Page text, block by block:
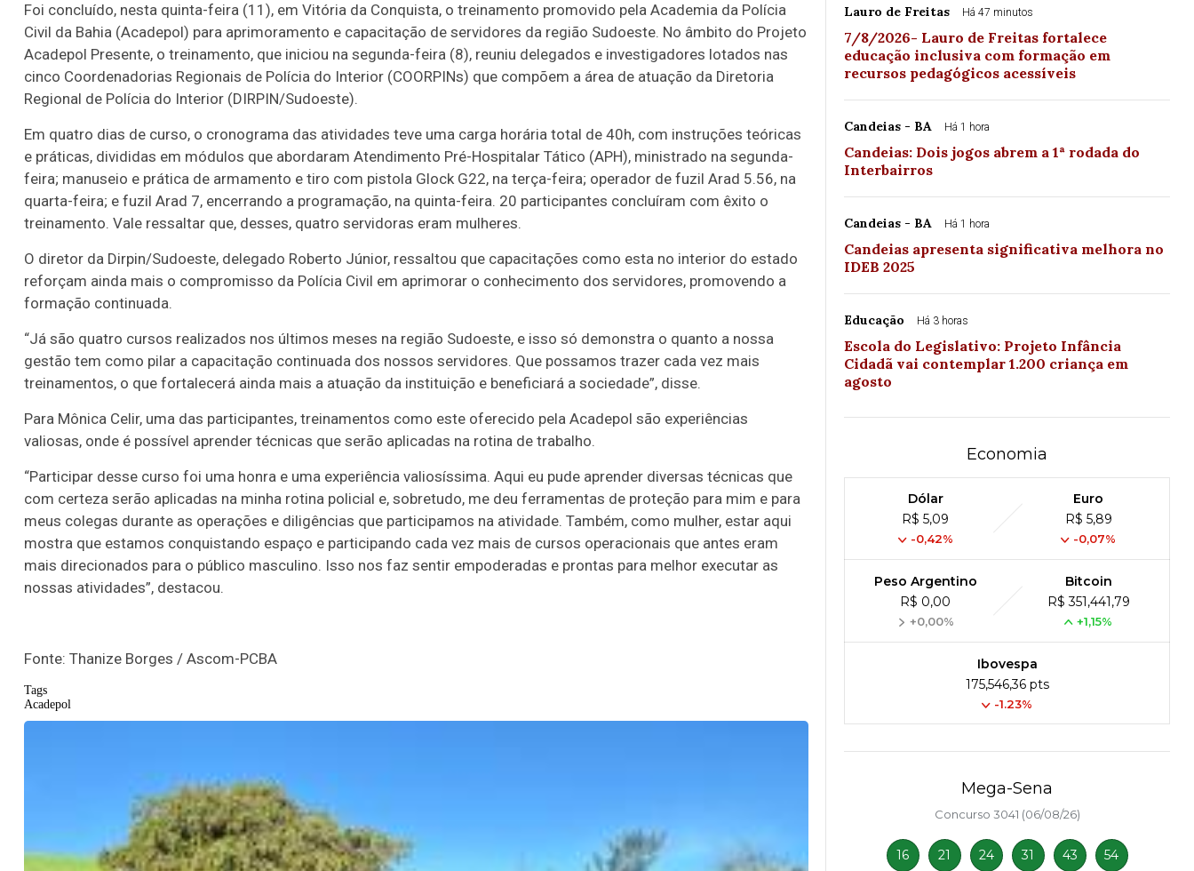
Foi concluído, nesta quinta-feira (11), em Vitória da Conquista, o treinamento promovido pela Academia da Polícia
Civil da Bahia (Acadepol) para aprimoramento e capacitação de servidores da região Sudoeste. No âmbito do Projeto
Acadepol Presente, o treinamento, que iniciou na segunda-feira (8), reuniu delegados e investigadores lotados nas
cinco Coordenadorias Regionais de Polícia do Interior (COORPINs) que compõem a área de atuação da Diretoria
Regional de Polícia do Interior (DIRPIN/Sudoeste).
Em quatro dias de curso, o cronograma das atividades teve uma carga horária total de 40h, com instruções teóricas
e práticas, divididas em módulos que abordaram Atendimento Pré-Hospitalar Tático (APH), ministrado na segunda-
feira; manuseio e prática de armamento e tiro com pistola Glock G22, na terça-feira; operador de fuzil Arad 5.56, na
quarta-feira; e fuzil Arad 7, encerrando a programação, na quinta-feira. 20 participantes concluíram com êxito o
treinamento. Vale ressaltar que, desses, quatro servidoras eram mulheres.
O diretor da Dirpin/Sudoeste, delegado Roberto Júnior, ressaltou que capacitações como esta no interior do estado
reforçam ainda mais o compromisso da Polícia Civil em aprimorar o conhecimento dos servidores, promovendo a
formação continuada.
“Já são quatro cursos realizados nos últimos meses na região Sudoeste, e isso só demonstra o quanto a nossa
gestão tem como pilar a capacitação continuada dos nossos servidores. Que possamos trazer cada vez mais
treinamentos, o que fortalecerá ainda mais a atuação da instituição e beneficiará a sociedade”, disse.
Para Mônica Celir, uma das participantes, treinamentos como este oferecido pela Acadepol são experiências
valiosas, onde é possível aprender técnicas que serão aplicadas na rotina de trabalho.
“Participar desse curso foi uma honra e uma experiência valiosíssima. Aqui eu pude aprender diversas técnicas que
com certeza serão aplicadas na minha rotina policial e, sobretudo, me deu ferramentas de proteção para mim e para
meus colegas durante as operações e diligências que participamos na atividade. Também, como mulher, estar aqui
mostra que estamos conquistando espaço e participando cada vez mais de cursos operacionais que antes eram
mais direcionados para o público masculino. Isso nos faz sentir empoderadas e prontas para melhor executar as
nossas atividades”, destacou.
Fonte: Thanize Borges / Ascom-PCBA
Tags
Acadepol
Lauro de Freitas Há 47 minutos
7/8/2026- Lauro de Freitas fortalece
educação inclusiva com formação em
recursos pedagógicos acessíveis
Candeias - BA Há 1 hora
Candeias: Dois jogos abrem a 1ª rodada do
Interbairros
Candeias - BA Há 1 hora
Candeias apresenta significativa melhora no
IDEB 2025
Educação Há 3 horas
Escola do Legislativo: Projeto Infância
Cidadã vai contemplar 1.200 criança em
agosto
Economia
Dólar
R$ 5,09
-0,42%
Euro
R$ 5,89
-0,07%
Peso Argentino
R$ 0,00
+0,00%
Bitcoin
R$ 351,441,79
+1,15%
Ibovespa
175,546,36 pts
-1.23%
07 08 09 11
Concurso 2959 (05/08/26)
05 08 10 12 22 14 16 30 31
Mega-Sena
Concurso 3041 (06/08/26)
16 21 24 31 43 54